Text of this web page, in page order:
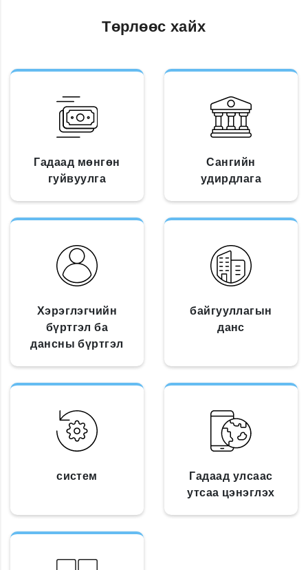
Төрлөөс хайх
Гадаад мөнгөн
гуйвуулга
Сангийн
удирдлага
Хэрэглэгчийн
бүртгэл ба
дансны бүртгэл
байгууллагын
данс
систем
Гадаад улсаас
утсаа цэнэглэх